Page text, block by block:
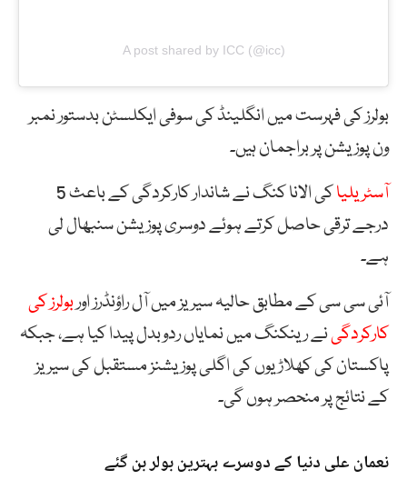
A post shared by ICC (@icc)
بولرز کی فہرست میں انگلینڈ کی سوفی ایکلسٹن بدستور نمبر
ون پوزیشن پر براجمان ہیں۔
آسٹریلیا
کی الانا کنگ نے شاندار کارکردگی کے باعث 5
درجے ترقی حاصل کرتے ہوئے دوسری پوزیشن سنبھال لی
ہے۔
آئی سی سی کے مطابق حالیہ سیریز میں آل راؤنڈرز اوربولرز کی
کارکردگینے رینکنگ میں نمایاں ردوبدل پیدا کیا ہے، جبکہ
پاکستان کی کھلاڑیوں کی اگلی پوزیشنز مستقبل کی سیریز
کے نتائج پر منحصر ہوں گی۔
نعمان علی دنیا کے دوسرے بہترین بولر بن گئے